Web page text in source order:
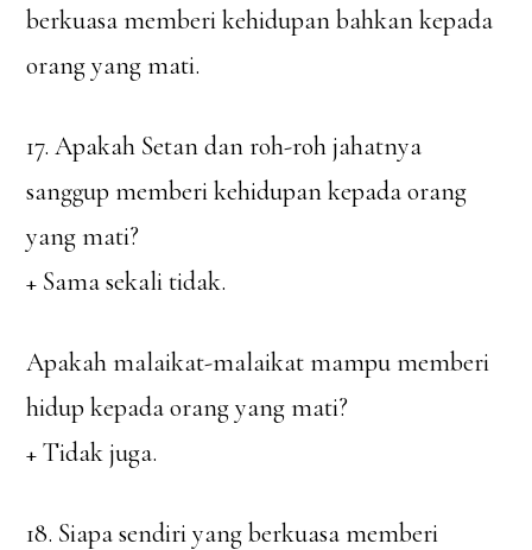
berkuasa memberi kehidupan bahkan kepada
orang yang mati.
17. Apakah Setan dan roh-roh jahatnya
sanggup memberi kehidupan kepada orang
yang mati?
+ Sama sekali tidak.
Apakah malaikat-malaikat mampu memberi
hidup kepada orang yang mati?
+ Tidak juga.
18. Siapa sendiri yang berkuasa memberi